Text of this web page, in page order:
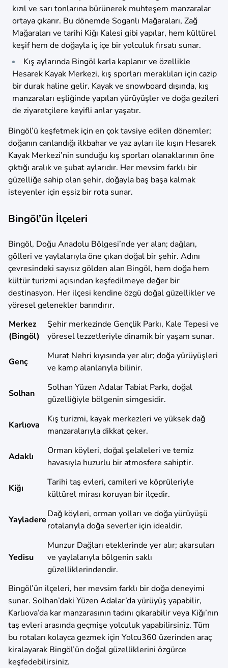
kızıl ve sarı tonlarına bürünerek muhteşem manzaralar
ortaya çıkarır. Bu dönemde Soganlı Mağaraları, Zağ
Mağaraları ve tarihi Kiğı Kalesi gibi yapılar, hem kültürel
keşif hem de doğayla iç içe bir yolculuk fırsatı sunar.
Kış aylarında Bingöl karla kaplanır ve özellikle
Hesarek Kayak Merkezi, kış sporları meraklıları için cazip
bir durak haline gelir. Kayak ve snowboard dışında, kış
manzaraları eşliğinde yapılan yürüyüşler ve doğa gezileri
de ziyaretçilere keyifli anlar yaşatır.
Bingöl’ü keşfetmek için en çok tavsiye edilen dönemler;
doğanın canlandığı ilkbahar ve yaz ayları ile kışın Hesarek
Kayak Merkezi’nin sunduğu kış sporları olanaklarının öne
çıktığı aralık ve şubat aylarıdır. Her mevsim farklı bir
güzelliğe sahip olan şehir, doğayla baş başa kalmak
isteyenler için eşsiz bir rota sunar.
Bingöl’ün İlçeleri
Bingöl, Doğu Anadolu Bölgesi’nde yer alan; dağları,
gölleri ve yaylalarıyla öne çıkan doğal bir şehir. Adını
çevresindeki sayısız gölden alan Bingöl, hem doğa hem
kültür turizmi açısından keşfedilmeye değer bir
destinasyon. Her ilçesi kendine özgü doğal güzellikler ve
yöresel gelenekler barındırır.
Merkez
(Bingöl)
Şehir merkezinde Gençlik Parkı, Kale Tepesi ve
yöresel lezzetleriyle dinamik bir yaşam sunar.
Genç
Murat Nehri kıyısında yer alır; doğa yürüyüşleri
ve kamp alanlarıyla bilinir.
Solhan
Solhan Yüzen Adalar Tabiat Parkı, doğal
güzelliğiyle bölgenin simgesidir.
Karlıova
Kış turizmi, kayak merkezleri ve yüksek dağ
manzaralarıyla dikkat çeker.
Adaklı
Orman köyleri, doğal şelaleleri ve temiz
havasıyla huzurlu bir atmosfere sahiptir.
Kiğı
Tarihi taş evleri, camileri ve köprüleriyle
kültürel mirası koruyan bir ilçedir.
Yayladere
Dağ köyleri, orman yolları ve doğa yürüyüşü
rotalarıyla doğa severler için idealdir.
Yedisu
Munzur Dağları eteklerinde yer alır; akarsuları
ve yaylalarıyla bölgenin saklı
güzelliklerindendir.
Bingöl’ün ilçeleri, her mevsim farklı bir doğa deneyimi
sunar. Solhan’daki Yüzen Adalar’da yürüyüş yapabilir,
Karlıova’da kar manzarasının tadını çıkarabilir veya Kiğı’nın
taş evleri arasında geçmişe yolculuk yapabilirsiniz. Tüm
bu rotaları kolayca gezmek için Yolcu360 üzerinden araç
kiralayarak Bingöl’ün doğal güzelliklerini özgürce
keşfedebilirsiniz.